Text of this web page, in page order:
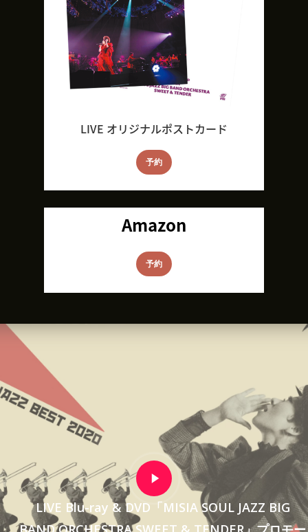
LIVE オリジナルポストカード
予約
Amazon
予約
LIVE Blu-ray & DVD「MISIA SOUL JAZZ BIG